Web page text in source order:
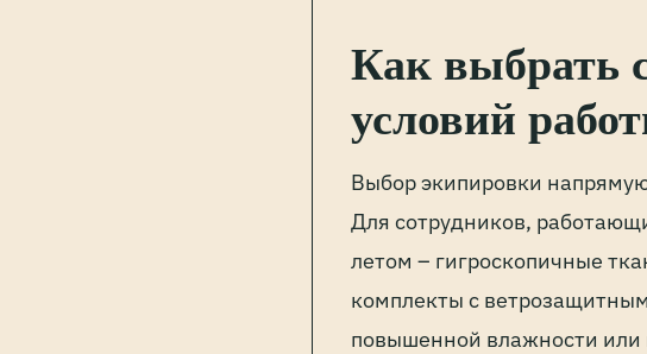
Как выбрать
условий
Выбор экипировки
Для сотрудников,
летом – гигроскопичные
комплекты с
повышенной влажности или